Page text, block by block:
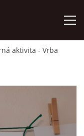
aktivita - Vrba